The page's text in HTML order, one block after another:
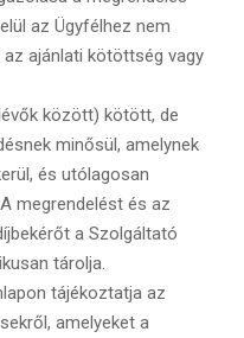
az Ügyfélhez nem
ajánlati kötöttség vagy
között) kötött, de
minősül, amelynek
és utólagosan
megrendelést és az
a Szolgáltató
tárolja.
tájékoztatja az
amelyeket a